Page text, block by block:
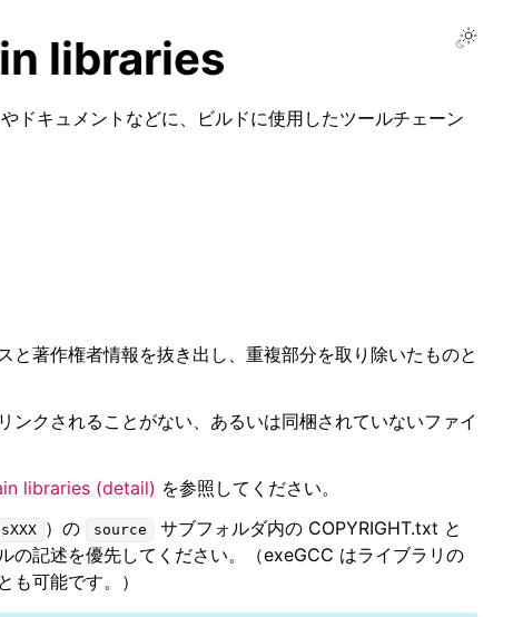
libraries
ドキュメントなどに、ビルドに使用したツールチェーン
著作権者情報を抜き出し、重複部分を取り除いたものと
クされることがない、あるいは同梱されていないファイ
libraries (detail) を参照してください。
）の source
サブフォルダ内の COPYRIGHT.txt と
の記述を優先してください。（exeGCC はライブラリの
可能です。）